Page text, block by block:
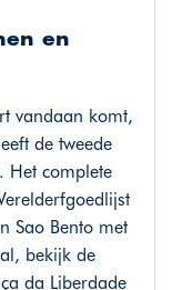
en
vandaan komt,
de tweede
Het complete
Sao Bento met
bekijk de
da Liberdade